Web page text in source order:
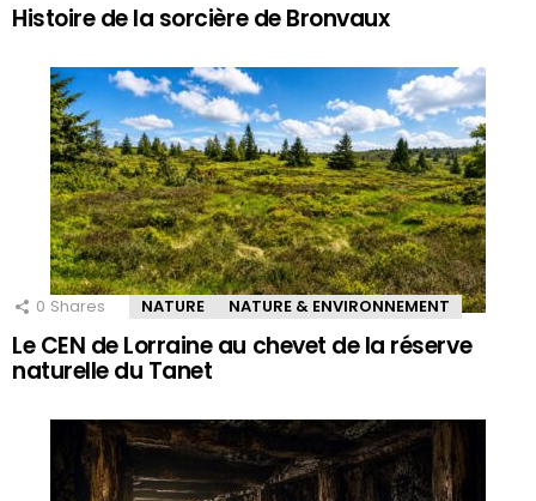
Histoire de la sorcière de Bronvaux
0 Shares NATURE NATURE & ENVIRONNEMENT
Le CEN de Lorraine au chevet de la réserve
naturelle du Tanet